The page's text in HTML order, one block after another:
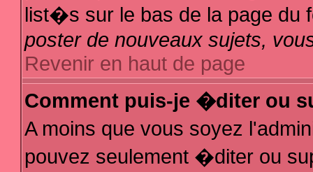
list�s sur le bas de la page du
poster de nouveaux sujets,
Revenir en haut de page
Comment puis-je �diter ou
A moins que vous soyez
pouvez seulement �diter ou